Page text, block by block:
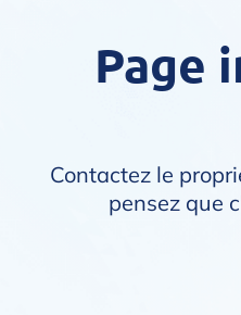
Page
Contactez le
pensez que